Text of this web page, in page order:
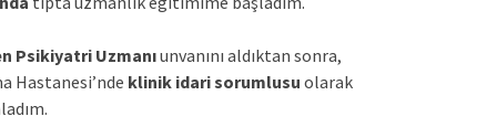
Psikiyatri Uzmanıunvanını aldıktan sonra,
Hastanesi’nde klinik idari sorumlusu olarak